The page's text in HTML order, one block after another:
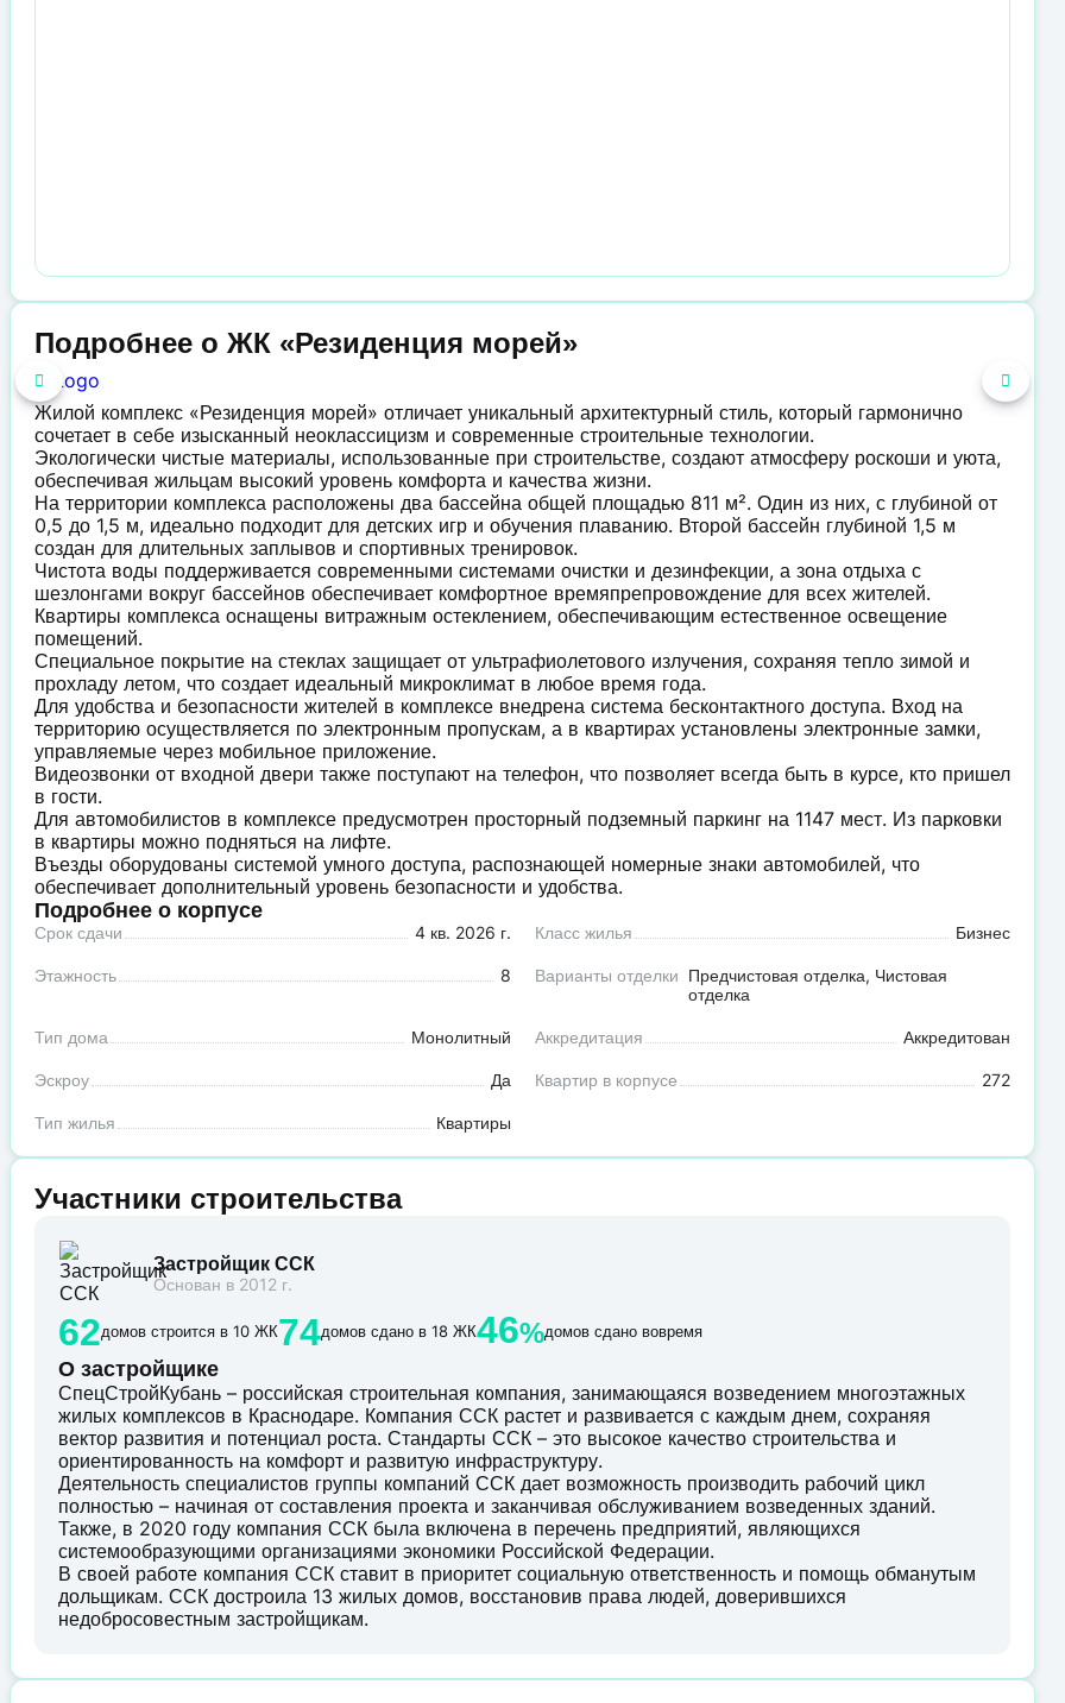
Подробнее о ЖК «Резиденция морей»
Жилой комплекс «Резиденция морей» отличает уникальный архитектурный стиль, который гармонично
сочетает в себе изысканный неоклассицизм и современные строительные технологии.
Экологически чистые материалы, использованные при строительстве, создают атмосферу роскоши и уюта,
обеспечивая жильцам высокий уровень комфорта и качества жизни.
На территории комплекса расположены два бассейна общей площадью 811 м². Один из них, с глубиной от
0,5 до 1,5 м, идеально подходит для детских игр и обучения плаванию. Второй бассейн глубиной 1,5 м
создан для длительных заплывов и спортивных тренировок.
Чистота воды поддерживается современными системами очистки и дезинфекции, а зона отдыха с
шезлонгами вокруг бассейнов обеспечивает комфортное времяпрепровождение для всех жителей.
Квартиры комплекса оснащены витражным остеклением, обеспечивающим естественное освещение
помещений.
Специальное покрытие на стеклах защищает от ультрафиолетового излучения, сохраняя тепло зимой и
прохладу летом, что создает идеальный микроклимат в любое время года.
Для удобства и безопасности жителей в комплексе внедрена система бесконтактного доступа. Вход на
территорию осуществляется по электронным пропускам, а в квартирах установлены электронные замки,
управляемые через мобильное приложение.
Видеозвонки от входной двери также поступают на телефон, что позволяет всегда быть в курсе, кто пришел
в гости.
Для автомобилистов в комплексе предусмотрен просторный подземный паркинг на 1147 мест. Из парковки
в квартиры можно подняться на лифте.
Въезды оборудованы системой умного доступа, распознающей номерные знаки автомобилей, что
обеспечивает дополнительный уровень безопасности и удобства.
Подробнее о корпусе
Срок сдачи 4 кв. 2026 г. Класс жилья Бизнес
Этажность 8 Варианты отделки Предчистовая отделка, Чистовая
отделка
Тип дома Монолитный Аккредитация Аккредитован
Эскроу Да Квартир в корпусе 272
Тип жилья Квартиры
Участники строительства
Застройщик ССК
Основан в 2012 г.
62домов строится в 10 ЖК74домов сдано в 18 ЖК46%домов сдано вовремя
О застройщике
СпецСтройКубань – российская строительная компания, занимающаяся возведением многоэтажных
жилых комплексов в Краснодаре. Компания ССК растет и развивается с каждым днем, сохраняя
вектор развития и потенциал роста. Стандарты ССК – это высокое качество строительства и
ориентированность на комфорт и развитую инфраструктуру.
Деятельность специалистов группы компаний ССК дает возможность производить рабочий цикл
полностью – начиная от составления проекта и заканчивая обслуживанием возведенных зданий.
Также, в 2020 году компания ССК была включена в перечень предприятий, являющихся
системообразующими организациями экономики Российской Федерации.
В своей работе компания ССК ставит в приоритет социальную ответственность и помощь обманутым
дольщикам. ССК достроила 13 жилых домов, восстановив права людей, доверившихся
недобросовестным застройщикам.